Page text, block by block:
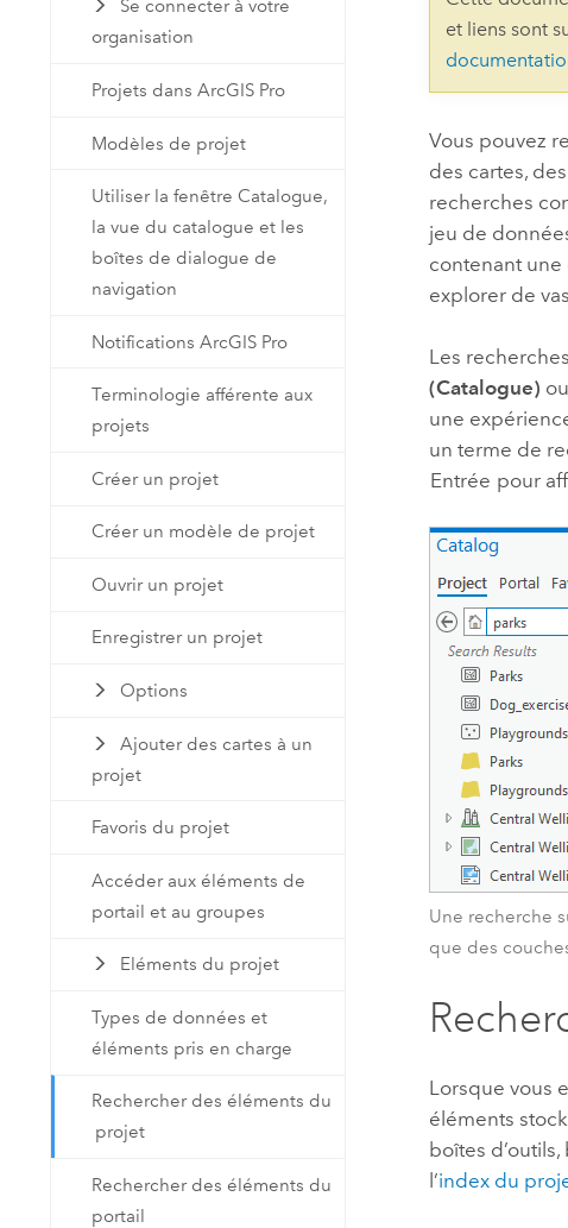
Technologie Developer
cartographie et d’analyse spatiale
Tous les produits
Ressources naturelles
Se connecter à votre
organisation
Projets dans ArcGIS Pro
Modèles de projet
Utiliser la fenêtre Catalogue,
la vue du catalogue et les
boîtes de dialogue de
navigation
Notifications ArcGIS Pro
Terminologie afférente aux
projets
Créer un projet
Créer un modèle de projet
Ouvrir un projet
Enregistrer un projet
Options
Ajouter des cartes à un
projet
Favoris du projet
Accéder aux éléments de
portail et au groupes
Eléments du projet
Types de données et
éléments pris en charge
Rechercher des éléments du
projet
Rechercher des éléments du
portail
et liens sont
Vous pouvez
des cartes,
recherches
jeu de
contenant une
explorer de
Les
(Catalogue)
une
un terme de
Entrée pour
Une recherche
que des
Lorsque vous
éléments
boîtes
l’index du